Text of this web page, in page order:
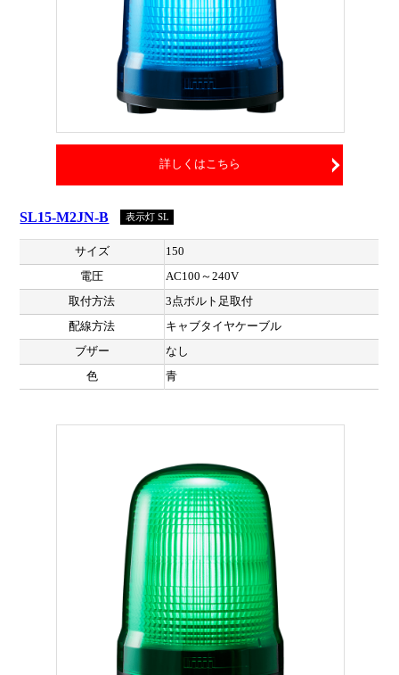
詳しくはこちら
SL15-M2JN-B 表示灯 SL
サイズ
150
電圧
AC100～240V
取付方法
3点ボルト足取付
配線方法
キャブタイヤケーブル
ブザー
なし
色
青